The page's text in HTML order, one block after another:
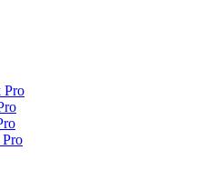
Pro